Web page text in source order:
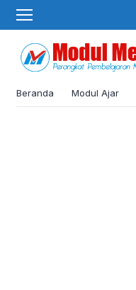
Beranda Modul Ajar